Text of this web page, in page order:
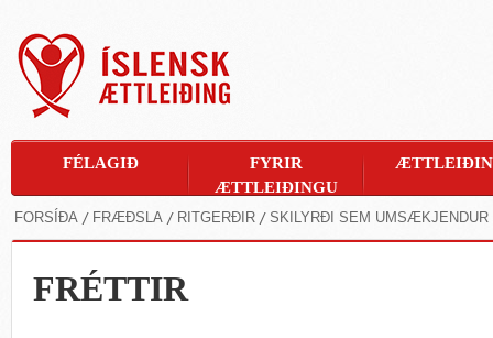
FORSÍÐA FRÆÐSLA RITGERÐIR SKILYRÐI SEM UMSÆKJENDUR
FRÉTTIR
FÉLAGIÐ
FYRIR
ÆTTLEIÐINGU